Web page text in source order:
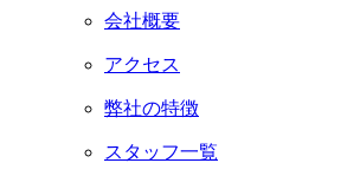
会社概要
アクセス
弊社の特徴
スタッフ一覧